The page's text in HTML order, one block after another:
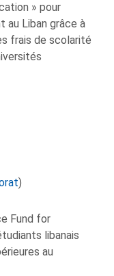
» pour
au Liban grâce à
frais de scolarité
)
Fund for
libanais
au